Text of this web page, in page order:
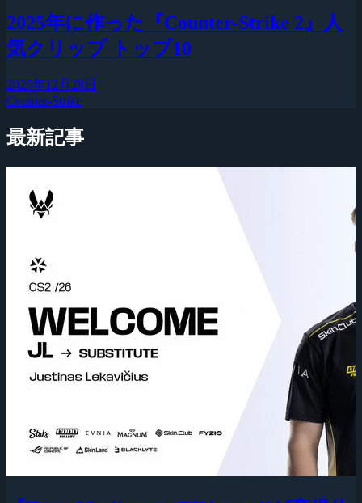
2025年に作った『Counter-Strike 2』人
気クリップ トップ10
2025年12月28日
Counter-Strike
最新記事